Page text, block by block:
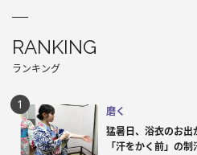
RANKING
ランキング
磨く
猛暑日、浴衣のお
「汗をかく前」の